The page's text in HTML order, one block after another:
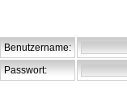
Benutzername:
Passwort: